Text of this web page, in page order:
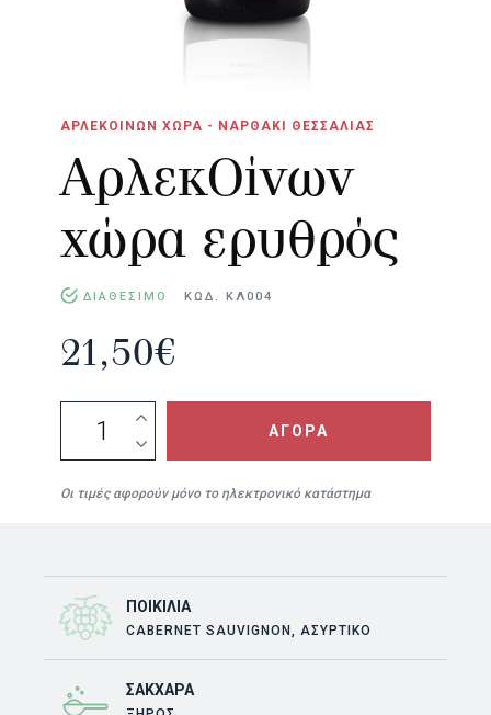
ΑΡΛΕΚΟΙΝΩΝ ΧΩΡΑ - ΝΑΡΘΑΚΙ ΘΕΣΣΑΛΙΑΣ
ΑρλεκOίνων
χώρα ερυθρός
ΔΙΑΘΕΣΙΜΟ ΚΩΔ. ΚΛ004
21,50€
ΑΓΟΡΑ
Οι τιμές αφορούν μόνο το ηλεκτρονικό κατάστημα
ΠΟΙΚΙΛΊΑ
CABERNET SAUVIGNON, ΑΣΎΡΤΙΚΟ
ΣΆΚΧΑΡΑ